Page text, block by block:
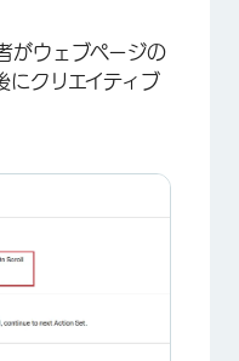
がウェブページの
にクリエイティブ